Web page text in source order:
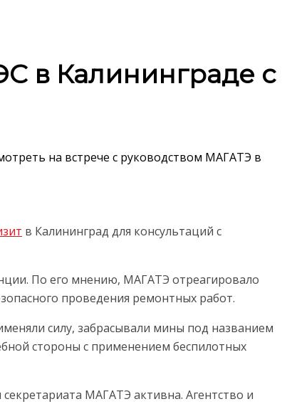
в Калининграде с
на встрече с руководством МАГАТЭ в
в Калининград для консультаций с
По его мнению, МАГАТЭ отреагировало
проведения ремонтных работ.
силу, забрасывали мины под названием
стороны с применением беспилотных
МАГАТЭ активна. Агентство и